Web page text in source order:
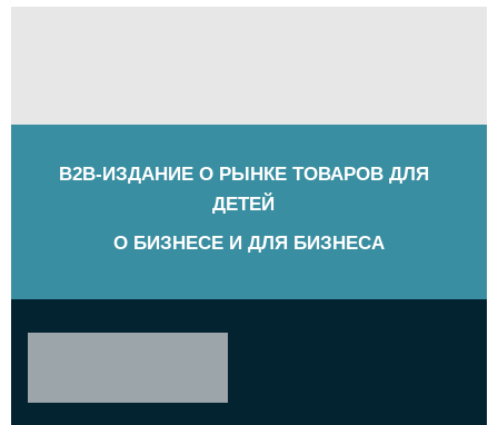
B2B-ИЗДАНИЕ О РЫНКЕ ТОВАРОВ ДЛЯ
ДЕТЕЙ
О БИЗНЕСЕ И ДЛЯ БИЗНЕСА